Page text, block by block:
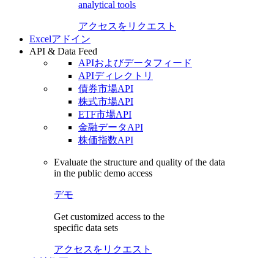
analytical tools
アクセスをリクエスト
Excelアドイン
API & Data Feed
APIおよびデータフィード
APIディレクトリ
債券市場API
株式市場API
ETF市場API
金融データAPI
株価指数API
Evaluate the structure and quality of the data
in the public demo access
デモ
Get customized access to the
specific data sets
アクセスをリクエスト